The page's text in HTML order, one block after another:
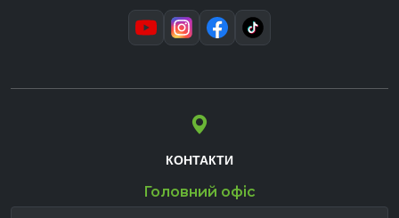
КОНТАКТИ
Головний офіс